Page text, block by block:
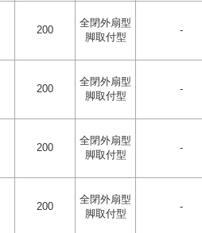
200
全閉外扇型
脚取付型
-
200
全閉外扇型
脚取付型
-
200
全閉外扇型
脚取付型
-
200
全閉外扇型
脚取付型
-